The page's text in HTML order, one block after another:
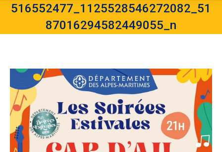
516552477_1125528546272082_51
87016294582449055_n